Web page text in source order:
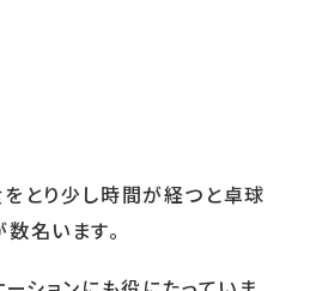
とり少し時間が経つと卓球
名います。